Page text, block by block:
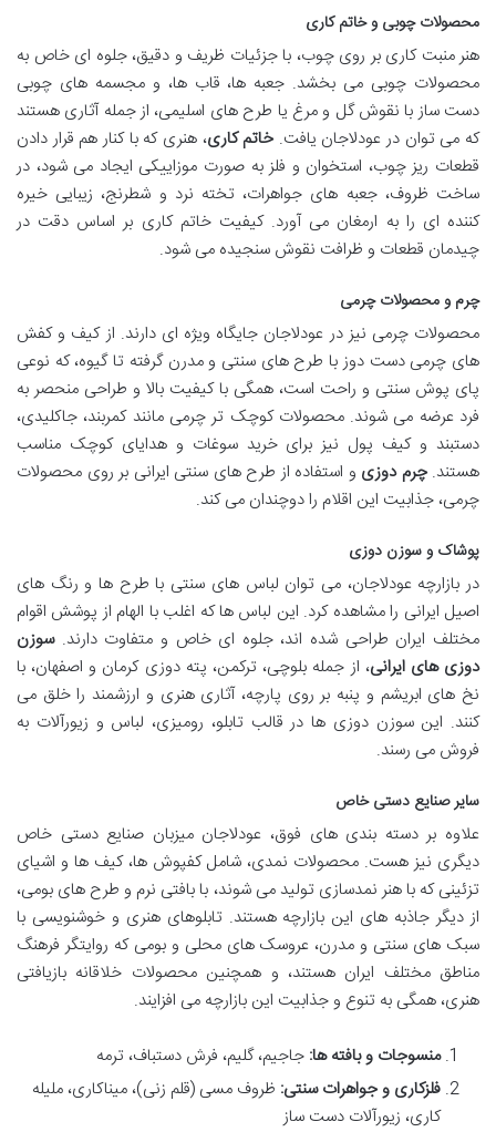
محصولات چوبی و خاتم کاری
هنر منبت کاری بر روی چوب، با جزئیات ظریف و دقیق، جلوه ای خاص به
محصولات چوبی می بخشد. جعبه ها، قاب ها، و مجسمه های چوبی
دست ساز با نقوش گل و مرغ یا طرح های اسلیمی، از جمله آثاری هستند
که می توان در عودلاجان یافت.خاتم کاری، هنری که با کنار هم قرار دادن
قطعات ریز چوب، استخوان و فلز به صورت موزاییکی ایجاد می شود، در
ساخت ظروف، جعبه های جواهرات، تخته نرد و شطرنج، زیبایی خیره
کننده ای را به ارمغان می آورد. کیفیت خاتم کاری بر اساس دقت در
چیدمان قطعات و ظرافت نقوش سنجیده می شود.
چرم و محصولات چرمی
محصولات چرمی نیز در عودلاجان جایگاه ویژه ای دارند. از کیف و کفش
های چرمی دست دوز با طرح های سنتی و مدرن گرفته تا گیوه، که نوعی
پای پوش سنتی و راحت است، همگی با کیفیت بالا و طراحی منحصر به
فرد عرضه می شوند. محصولات کوچک تر چرمی مانند کمربند، جاکلیدی،
دستبند و کیف پول نیز برای خرید سوغات و هدایای کوچک مناسب
هستند.چرم دوزی و استفاده از طرح های سنتی ایرانی بر روی محصولات
چرمی، جذابیت این اقلام را دوچندان می کند.
پوشاک و سوزن دوزی
در بازارچه عودلاجان، می توان لباس های سنتی با طرح ها و رنگ های
اصیل ایرانی را مشاهده کرد. این لباس ها که اغلب با الهام از پوشش اقوام
مختلف ایران طراحی شده اند، جلوه ای خاص و متفاوت دارند.سوزن
دوزی های ایرانی، از جمله بلوچی، ترکمن، پته دوزی کرمان و اصفهان، با
نخ های ابریشم و پنبه بر روی پارچه، آثاری هنری و ارزشمند را خلق می
کنند. این سوزن دوزی ها در قالب تابلو، رومیزی، لباس و زیورآلات به
فروش می رسند.
سایر صنایع دستی خاص
علاوه بر دسته بندی های فوق، عودلاجان میزبان صنایع دستی خاص
دیگری نیز هست. محصولات نمدی، شامل کفپوش ها، کیف ها و اشیای
تزئینی که با هنر نمدسازی تولید می شوند، با بافتی نرم و طرح های بومی،
از دیگر جاذبه های این بازارچه هستند. تابلوهای هنری و خوشنویسی با
سبک های سنتی و مدرن، عروسک های محلی و بومی که روایتگر فرهنگ
مناطق مختلف ایران هستند، و همچنین محصولات خلاقانه بازیافتی
هنری، همگی به تنوع و جذابیت این بازارچه می افزایند.
منسوجات و بافته ها: جاجیم، گلیم، فرش دستباف، ترمه
فلزکاری و جواهرات سنتی: ظروف مسی (قلم زنی)، میناکاری، ملیله
کاری، زیورآلات دست ساز